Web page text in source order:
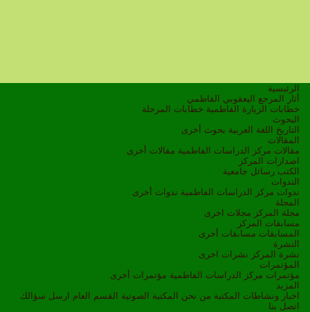
الرئيسية
أثار المرجع اليعقوبي الفاطمي
خطابات الزيارة الفاطمية خطابات المرحلة
البحوث
التاريخ
اللغة العربية بحوث أخرى
المقالات
مقالات مركز الدراسات الفاطمية مقالات أخرى
اصدارات المركز
الكتب رسائل جامعية
الندوات
ندوات مركز الدراسات الفاطمية ندوات أخرى
المجلة
مجلة المركز مجلات اخرى
مسابقات المركز
المسابقات مسابقات أخرى
النشرة
نشرة المركز نشرات اخرى
المؤتمرات
مؤتمرات مركز الدراسات الفاطمية مؤتمرات أخرى
المزيد
اخبار ونشاطات
المكتبة من نحن المكتبة الصوتية القسم العام ارسل سؤالك
اتصل بنا